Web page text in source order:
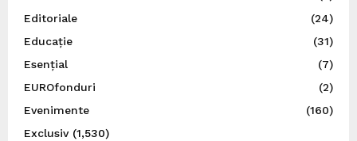
Editoriale
(24)
Educație
(31)
Esențial
(7)
EUROfonduri
(2)
Evenimente
(160)
Exclusiv(1,530)